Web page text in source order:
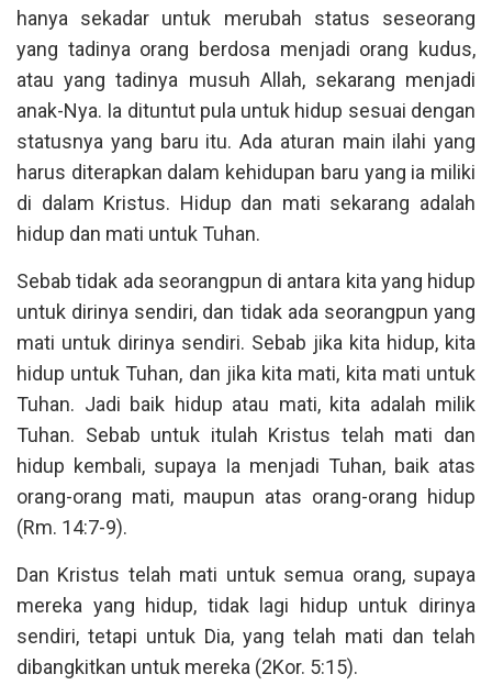
hanya sekadar untuk merubah status seseorang
yang tadinya orang berdosa menjadi orang kudus,
atau yang tadinya musuh Allah, sekarang menjadi
anak-Nya. Ia dituntut pula untuk hidup sesuai dengan
statusnya yang baru itu. Ada aturan main ilahi yang
harus diterapkan dalam kehidupan baru yang ia miliki
di dalam Kristus. Hidup dan mati sekarang adalah
hidup dan mati untuk Tuhan.
Sebab tidak ada seorangpun di antara kita yang hidup
untuk dirinya sendiri, dan tidak ada seorangpun yang
mati untuk dirinya sendiri. Sebab jika kita hidup, kita
hidup untuk Tuhan, dan jika kita mati, kita mati untuk
Tuhan. Jadi baik hidup atau mati, kita adalah milik
Tuhan. Sebab untuk itulah Kristus telah mati dan
hidup kembali, supaya Ia menjadi Tuhan, baik atas
orang-orang mati, maupun atas orang-orang hidup
(Rm. 14:7-9).
Dan Kristus telah mati untuk semua orang, supaya
mereka yang hidup, tidak lagi hidup untuk dirinya
sendiri, tetapi untuk Dia, yang telah mati dan telah
dibangkitkan untuk mereka (2Kor. 5:15).